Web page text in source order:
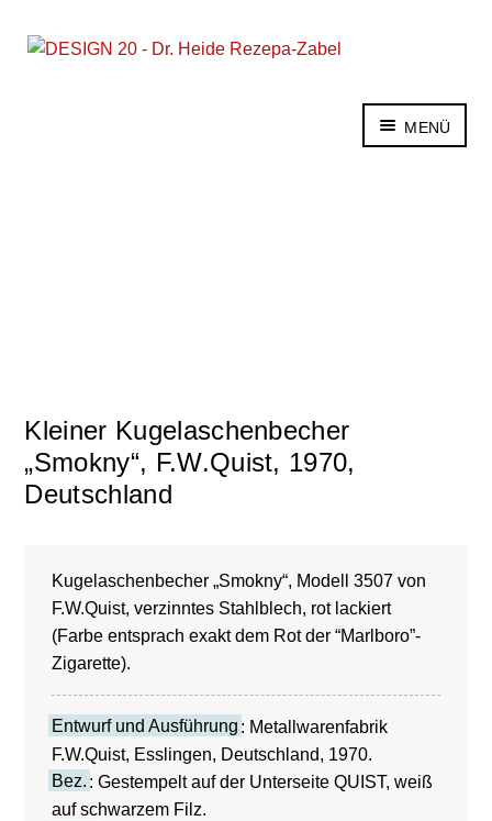
Zur
Zum
MENÜ
Kleiner Kugelaschenbecher
„Smokny“, F.W.Quist, 1970,
Deutschland
Kugelaschenbecher „Smokny“, Modell 3507 von
F.W.Quist, verzinntes Stahlblech, rot lackiert
(Farbe entsprach exakt dem Rot der “Marlboro”-
Zigarette).
Entwurf und Ausführung : Metallwarenfabrik
F.W.Quist, Esslingen, Deutschland, 1970.
Bez. : Gestempelt auf der Unterseite QUIST, weiß
auf schwarzem Filz.